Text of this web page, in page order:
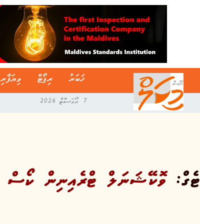
ޚަބަރު ރިޕޯޓް ވިޔަފާރި
7 އޯގަސްޓް 2026
ޓެގް:ވޮކޭޝަނަލް ޓްރެއިނިން ކޯސް